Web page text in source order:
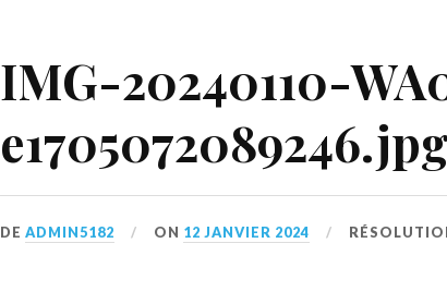
IMG-20240110-
e1705072089246.jpg
DEADMIN5182 ON 12 JANVIER 2024